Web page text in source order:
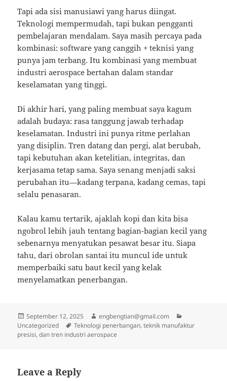
Tapi ada sisi manusiawi yang harus diingat.
Teknologi mempermudah, tapi bukan pengganti
pembelajaran mendalam. Saya masih percaya pada
kombinasi: software yang canggih + teknisi yang
punya jam terbang. Itu kombinasi yang membuat
industri aerospace bertahan dalam standar
keselamatan yang tinggi.
Di akhir hari, yang paling membuat saya kagum
adalah budaya: rasa tanggung jawab terhadap
keselamatan. Industri ini punya ritme perlahan
yang disiplin. Tren datang dan pergi, alat berubah,
tapi kebutuhan akan ketelitian, integritas, dan
kerjasama tetap sama. Saya senang menjadi saksi
perubahan itu—kadang terpana, kadang cemas, tapi
selalu penasaran.
Kalau kamu tertarik, ajaklah kopi dan kita bisa
ngobrol lebih jauh tentang bagian-bagian kecil yang
sebenarnya menyatukan pesawat besar itu. Siapa
tahu, dari obrolan santai itu muncul ide untuk
memperbaiki satu baut kecil yang kelak
menyelamatkan penerbangan.
Posted
on
September 12, 2025 Author
engbengtian@gmail.com
Uncategorized
Tags
Teknologi penerbangan, teknik manufaktur
presisi, dan tren industri aerospace
Leave a Reply